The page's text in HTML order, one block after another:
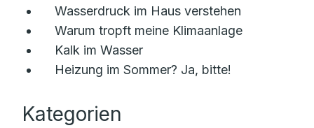
Wasserdruck im Haus verstehen
Warum tropft meine Klimaanlage
Kalk im Wasser
Heizung im Sommer? Ja, bitte!
Kategorien